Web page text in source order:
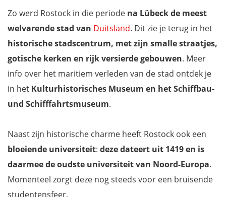
Zo werd Rostock in die periode na Lübeck de meest
welvarende stad van Duitsland. Dit zie je terug in het
historische stadscentrum, met zijn smalle straatjes,
gotische kerken en rijk versierde gebouwen. Meer
info over het maritiem verleden van de stad ontdek je
in het Kulturhistorisches Museum en het Schiffbau-
und Schifffahrtsmuseum.
Naast zijn historische charme heeft Rostock ook een
bloeiende universiteit: deze dateert uit 1419 en is
daarmee de oudste universiteit van Noord-Europa.
Momenteel zorgt deze nog steeds voor een bruisende
studentensfeer.